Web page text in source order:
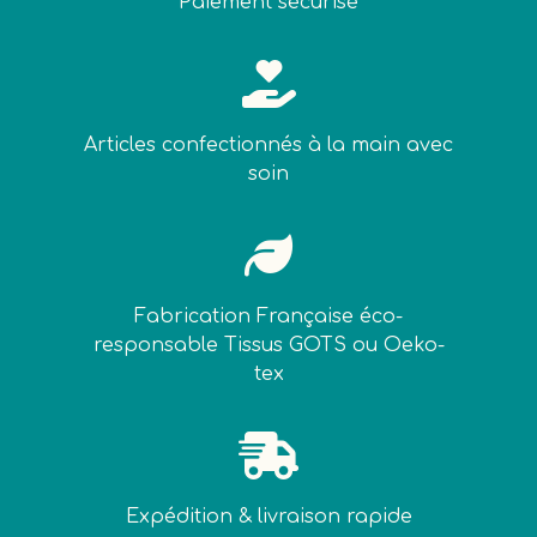

Articles confectionnés à la main avec
soin

Fabrication Française éco-
responsable Tissus GOTS ou Oeko-
tex

Expédition & livraison rapide